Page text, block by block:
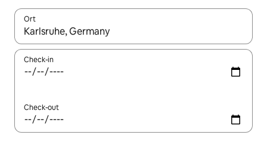
Ort
Wenn Ergebnisse verfügbar sind, navigiere mit den
Check-in
Check-out